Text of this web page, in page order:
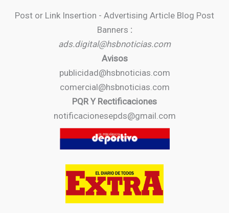
Post or Link Insertion - Advertising Article Blog Post
Banners :
ads.digital@hsbnoticias.com
Avisos
publicidad@hsbnoticias.com
comercial@hsbnoticias.com
PQR Y Rectificaciones
notificacionesepds@gmail.com